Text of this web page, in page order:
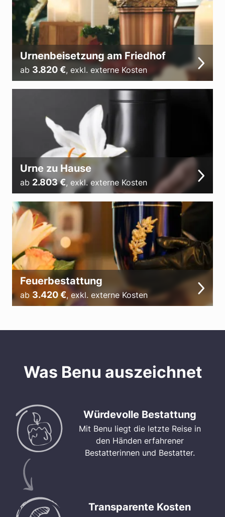
Urnenbeisetzung am Friedhof
ab 3.820€, exkl. externe Kosten
Urne zu Hause
ab 2.803€, exkl. externe Kosten
Feuerbestattung
ab 3.420€, exkl. externe Kosten
Was Benu auszeichnet
Würdevolle Bestattung
Mit Benu liegt die letzte Reise in
den Händen erfahrener
Bestatterinnen und Bestatter.
Transparente Kosten